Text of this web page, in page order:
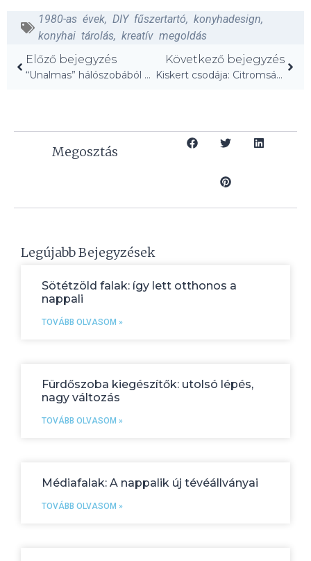
1980-as évek, DIY fűszertartó, konyhadesign,
konyhai tárolás, kreatív megoldás
Előző bejegyzés
“Unalmas” hálószobából merész fal néhány nap alatt!
Következő bejegyzés
Kiskert csodája: Citromsárga csirkeház a Costco-tól!
Megosztás
Legújabb Bejegyzések
Sötétzöld falak: így lett otthonos a
nappali
TOVÁBB OLVASOM »
Fürdőszoba kiegészítők: utolsó lépés,
nagy változás
TOVÁBB OLVASOM »
Médiafalak: A nappalik új tévéállványai
TOVÁBB OLVASOM »